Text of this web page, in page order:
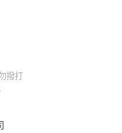
撥打